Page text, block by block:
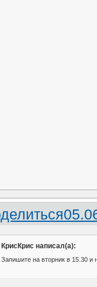
КрисКрис написал(а):
Запишите на вторник в 15.30 и